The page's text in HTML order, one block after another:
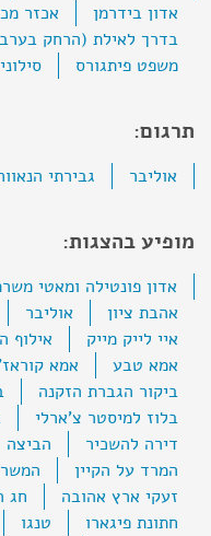
אדון בידרמן
אכזר
בדרך לאילת (הרחק
משפט פיתגורס
תרגום:
אוליבר גבירתי
מופיע בהצגות:
אדון פונטילה ומאטי
אהבת ציון
אוליבר
איי לייק מייק
אילוף
אמא טבע
אמא
ביקור הגברת הזקנה
בלוז למיסטר צ'ארלי
דירה להשכיר
הביצה
המרד על הקיין
זעקי ארץ אהובה
חג
חתונת פיגארו
טנגו